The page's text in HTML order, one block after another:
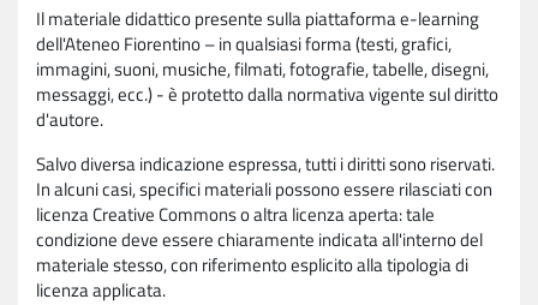
Il materiale didattico presente sulla piattaforma e-learning
dell'Ateneo Fiorentino – in qualsiasi forma (testi, grafici,
immagini, suoni, musiche, filmati, fotografie, tabelle, disegni,
messaggi, ecc.) - è protetto dalla normativa vigente sul diritto
d'autore.
Salvo diversa indicazione espressa, tutti i diritti sono riservati.
In alcuni casi, specifici materiali possono essere rilasciati con
licenza Creative Commons o altra licenza aperta: tale
condizione deve essere chiaramente indicata all'interno del
materiale stesso, con riferimento esplicito alla tipologia di
licenza applicata.